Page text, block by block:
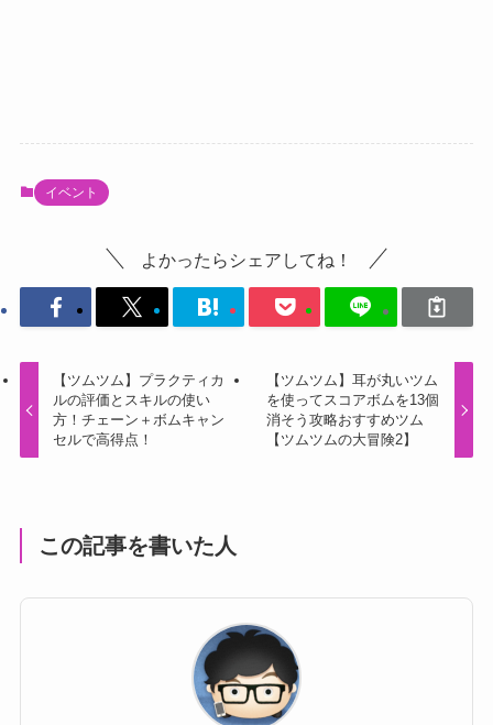
イベント
よかったらシェアしてね！
【ツムツム】プラクティカ
ルの評価とスキルの使い
方！チェーン＋ボムキャン
セルで高得点！
【ツムツム】耳が丸いツム
を使ってスコアボムを13個
消そう攻略おすすめツム
【ツムツムの大冒険2】
この記事を書いた人